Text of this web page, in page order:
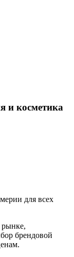
косметика
для всех
брендовой